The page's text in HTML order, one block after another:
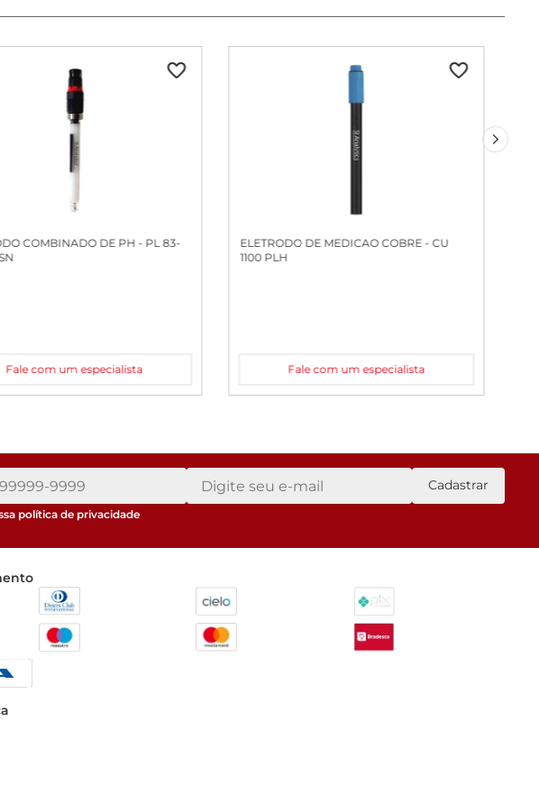
COMBINADO DE PH - PL 83-
Fale com um especialista
ELETRODO DE MEDICAO COBRE - CU
1100 PLH
Fale com um especialista
Cadastrar
política de privacidade